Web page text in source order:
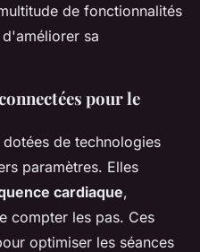
de fonctionnalités
sa
pour le
de technologies
paramètres. Elles
cardiaque,
compter les pas. Ces
optimiser les séances